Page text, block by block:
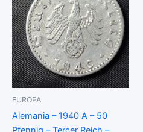
EUROPA
Alemania – 1940 A – 50